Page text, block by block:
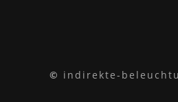
© indirekte-